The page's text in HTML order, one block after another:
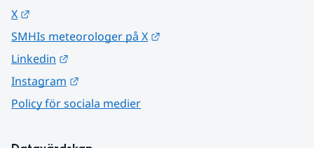
X
SMHIs meteorologer på X
Linkedin
Instagram
Policy för sociala medier